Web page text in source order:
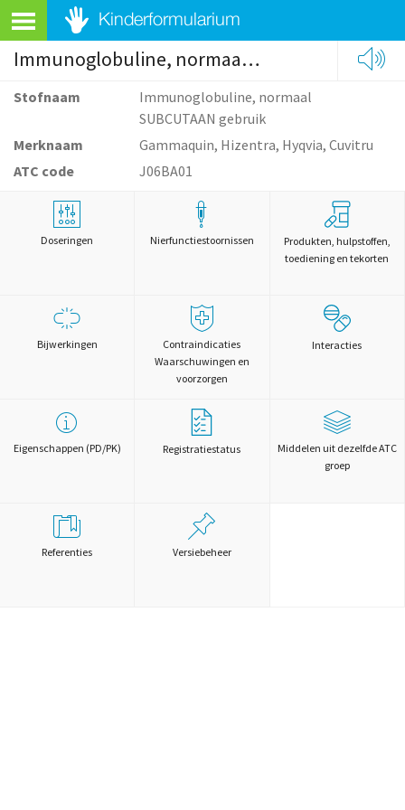
Immunoglobuline, normaal SUBCUTAAN gebruik
Stofnaam
Immunoglobuline, normaal
SUBCUTAAN gebruik
Merknaam
Gammaquin, Hizentra, Hyqvia, Cuvitru
ATC code
J06BA01
Doseringen Nierfunctiestoornissen
Produkten, hulpstoffen,
toediening en tekorten
Bijwerkingen
Contraindicaties
Waarschuwingen en
voorzorgen
Interacties
Eigenschappen (PD/PK) Registratiestatus
Middelen uit dezelfde ATC
groep
Referenties Versiebeheer